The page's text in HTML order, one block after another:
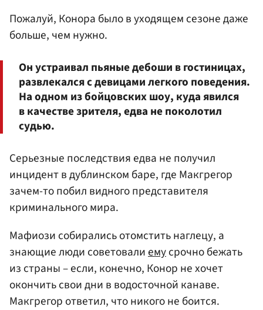
Пожалуй, Конора было в уходящем сезоне даже
больше, чем нужно.
Он устраивал пьяные дебоши в гостиницах,
развлекался с девицами легкого поведения.
На одном из бойцовских шоу, куда явился
в качестве зрителя, едва не поколотил
судью.
Серьезные последствия едва не получил
инцидент в дублинском баре, где Макгрегор
зачем-то побил видного представителя
криминального мира.
Мафиози собирались отомстить наглецу, а
знающие люди советовалиемусрочно бежать
из страны – если, конечно, Конор не хочет
окончить свои дни в водосточной канаве.
Макгрегор ответил, что никого не боится.